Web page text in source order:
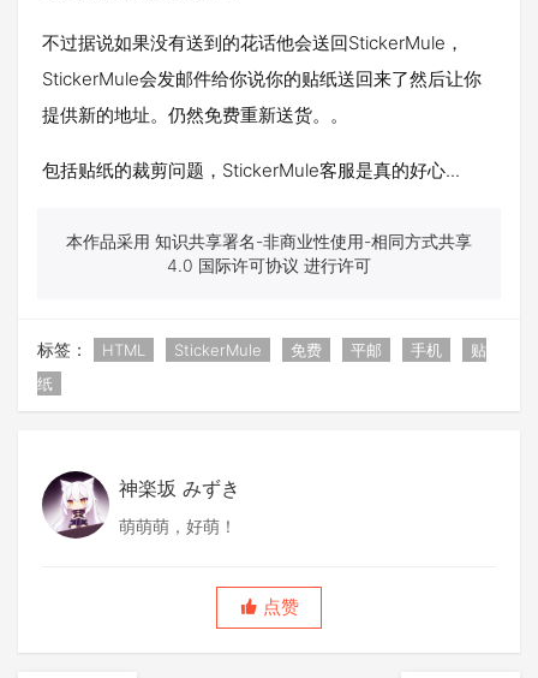
不过据说如果没有送到的花话他会送回StickerMule，
StickerMule会发邮件给你说你的贴纸送回来了然后让你
提供新的地址。仍然免费重新送货。。
包括贴纸的裁剪问题，StickerMule客服是真的好心...
本作品采用 知识共享署名-非商业性使用-相同方式共享
4.0 国际许可协议 进行许可
标签： HTML StickerMule 免费 平邮 手机
贴
纸
神楽坂 みずき
萌萌萌，好萌！
点赞